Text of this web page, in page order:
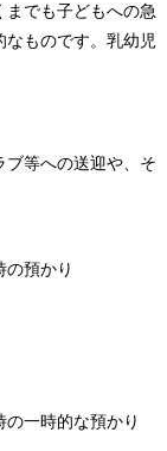
でも子どもへの急
ものです。乳幼児
ブ等への送迎や、そ
の預かり
の一時的な預かり